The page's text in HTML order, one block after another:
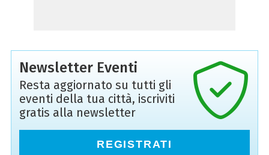
Newsletter Eventi
Resta aggiornato su tutti gli
eventi della tua città, iscriviti
gratis alla newsletter
REGISTRATI